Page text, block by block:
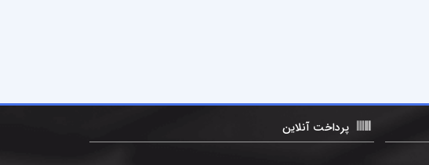
پرداخت آنلاین